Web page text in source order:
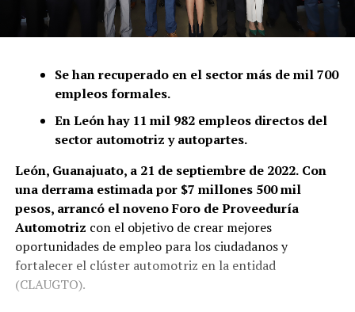
Se han recuperado en el sector más de mil 700
empleos formales.
En León hay 11 mil 982 empleos directos del
sector automotriz y autopartes.
León, Guanajuato, a 21 de septiembre de 2022. Con
una derrama estimada por $7 millones 500 mil
pesos, arrancó el noveno Foro de Proveeduría
Automotriz con el objetivo de crear mejores
oportunidades de empleo para los ciudadanos y
fortalecer el clúster automotriz en la entidad
(CLAUGTO).